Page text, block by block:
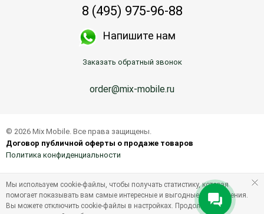
8 (495) 975-96-88
Напишите нам
Заказать обратный звонок
order@mix-mobile.ru
© 2026 Mix Mobile. Все права защищены.
Договор публичной оферты о продаже товаров
Политика конфиденциальности
Мы используем cookie-файлы, чтобы получать статистику, которая
помогает показывать вам самые интересные и выгодные предложения.
Вы можете отключить cookie-файлы в настройках. Продолжая